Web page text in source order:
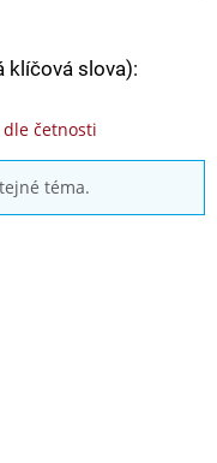
klíčová slova):
dle četnosti
téma.